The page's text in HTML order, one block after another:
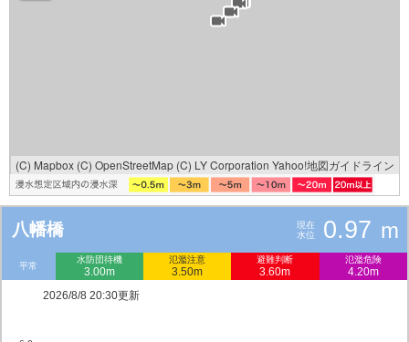
(C) Mapbox (C) OpenStreetMap (C) LY Corporation Yahoo!地図ガイドライン
八幡橋
現在
水位
0.97 m
平常
水防団待機
3.00m
氾濫注意
3.50m
避難判断
3.60m
氾濫危険
4.20m
2026/8/8 20:30更新